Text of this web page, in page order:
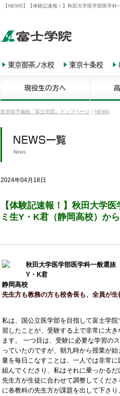
【NEWS】【体験記速報！】秋田大学医学部医学
医学部予備校「富士学院」トップページ NEWS
2024年04月18日
【体験記速報！】秋田大学
ミ生Y・K君（静岡高校）か
秋田大学医学部医学科一般選抜
Y・K君
静岡高校
先生方も教務の方も校舎長も、全員が
私は、国公立医学部を目指して富士学
習したことが、受験する上で非常に大
ます。 一つ目は、受験に必要な学習の
っていたのですが、朝九時から授業が
量を毎日こなすことは、一人では非常
組んでくださり、私はそれに乗っかる
先生方が生徒に合わせて調整してくだ
に各教科の先生方が課題を出して下さ